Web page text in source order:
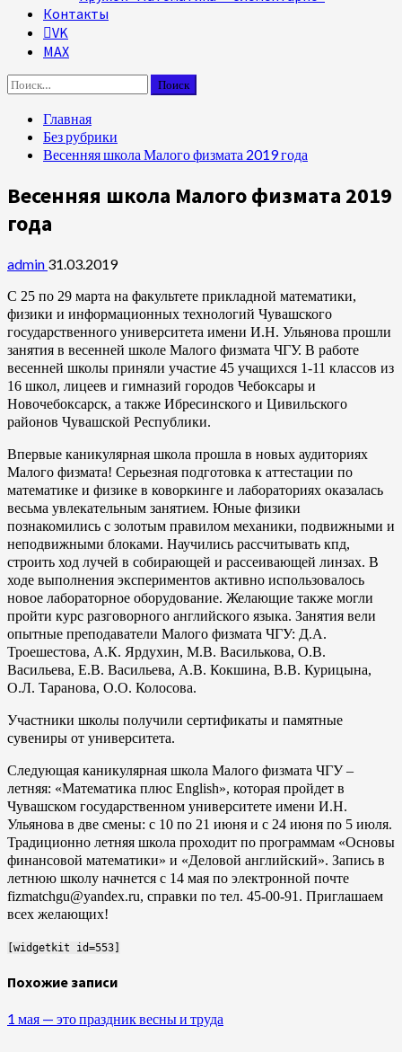
Контакты
VK
MAX
Найти:
Главная
Без рубрики
Весенняя школа Малого физмата 2019 года
Весенняя школа Малого физмата 2019
года
admin 31.03.2019
С 25 по 29 марта на факультете прикладной математики,
физики и информационных технологий Чувашского
государственного университета имени И.Н. Ульянова прошли
занятия в весенней школе Малого физмата ЧГУ. В работе
весенней школы приняли участие 45 учащихся 1-11 классов из
16 школ, лицеев и гимназий городов Чебоксары и
Новочебоксарск, а также Ибресинского и Цивильского
районов Чувашской Республики.
Впервые каникулярная школа прошла в новых аудиториях
Малого физмата! Серьезная подготовка к аттестации по
математике и физике в коворкинге и лабораториях оказалась
весьма увлекательным занятием. Юные физики
познакомились с золотым правилом механики, подвижными и
неподвижными блоками. Научились рассчитывать кпд,
строить ход лучей в собирающей и рассеивающей линзах. В
ходе выполнения экспериментов активно использовалось
новое лабораторное оборудование. Желающие также могли
пройти курс разговорного английского языка. Занятия вели
опытные преподаватели Малого физмата ЧГУ: Д.А.
Троешестова, А.К. Ярдухин, М.В. Василькова, О.В.
Васильева, Е.В. Васильева, А.В. Кокшина, В.В. Курицына,
О.Л. Таранова, О.О. Колосова.
Участники школы получили сертификаты и памятные
сувениры от университета.
Следующая каникулярная школа Малого физмата ЧГУ –
летняя: «Математика плюс English», которая пройдет в
Чувашском государственном университете имени И.Н.
Ульянова в две смены: с 10 по 21 июня и с 24 июня по 5 июля.
Традиционно летняя школа проходит по программам «Основы
финансовой математики» и «Деловой английский». Запись в
летнюю школу начнется с 14 мая по электронной почте
fizmatchgu@yandex.ru, справки по тел. 45-00-91. Приглашаем
всех желающих!
[widgetkit id=553]
Похожие записи
1 мая — это праздник весны и труда